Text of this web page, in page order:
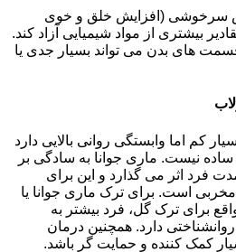
سرخوشی (افزایش خلق و خوی
بیشتری از مواد شیمیایی آزاد کند.
قسمت های بدن می تواند بسیار جدی یا
کم اما وابستگی روانی بالایی دارد
نیست. ماری جوانا به سادگی بر
فرد اثر می گذارد و این برای
مخربی است. برای ترک ماری جوانا یا
برای ترک گل، فرد بیشتر به
دارد. همچنین درمان
کمک کننده و حمایت گر باشد.